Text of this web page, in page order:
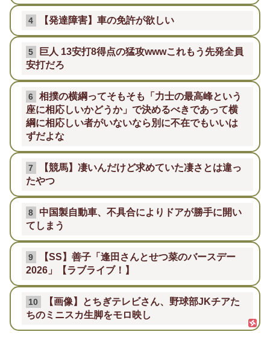
4 【発達障害】車の免許が欲しい
5
巨人 13安打8得点の猛攻wwwこれもう先発全員
安打だろ
6
相撲の横綱ってそもそも「力士の最高峰という
座に相応しいかどうか」で決めるべきであって横
綱に相応しい者がいないなら別に不在でもいいは
ずだよな
7
【競馬】凄いんだけど求めていた凄さとは違っ
たやつ
8
中国製自動車、不具合によりドアが勝手に開い
てしまう
9
【SS】善子「逢田さんとせつ菜のバースデー
2026」【ラブライブ！】
10
【画像】とちぎテレビさん、野球部JKチアた
ちのミニスカ生脚をモロ映し